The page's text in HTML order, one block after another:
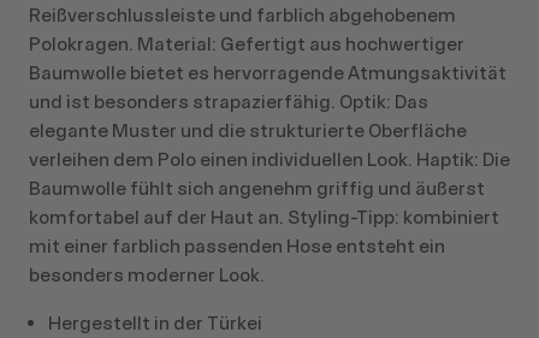
Reißverschlussleiste und farblich abgehobenem
Polokragen. Material: Gefertigt aus hochwertiger
Baumwolle bietet es hervorragende Atmungsaktivität
und ist besonders strapazierfähig. Optik: Das
elegante Muster und die strukturierte Oberfläche
verleihen dem Polo einen individuellen Look. Haptik: Die
Baumwolle fühlt sich angenehm griffig und äußerst
komfortabel auf der Haut an. Styling-Tipp: kombiniert
mit einer farblich passenden Hose entsteht ein
besonders moderner Look.
Hergestellt in der Türkei